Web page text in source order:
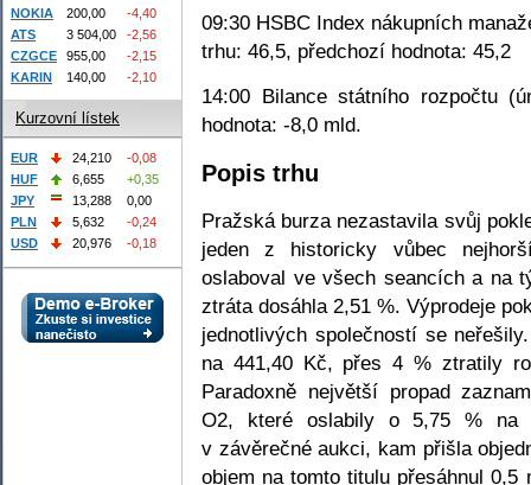
09:30 HSBC Index nákupních
trhu: 46,5, předchozí hodnota: 45,2
14:00 Bilance státního rozpočtu
hodnota: -8,0 mld.
Popis trhu
Pražská burza nezastavila svůj
jeden z historicky vůbec
oslaboval ve všech seancích a na
ztráta dosáhla 2,51 %. Výprodeje
jednotlivých společností se
na 441,40 Kč, přes 4 % ztratily
Paradoxně největší propad
O2, které oslabily o 5,75 %
v závěrečné aukci, kam přišla
objem na tomto titulu přesáhnul
NOKIA
200,00
-4,40
ATS
3 504,00
-2,56
CZGCE
955,00
-2,15
KARIN
140,00 -2,10
Kurzovní lístek
EUR 24,210
-0,08
HUF
6,655
+0,35
JPY
13,288
0,00
PLN
5,632
-0,24
USD
20,976 -0,18